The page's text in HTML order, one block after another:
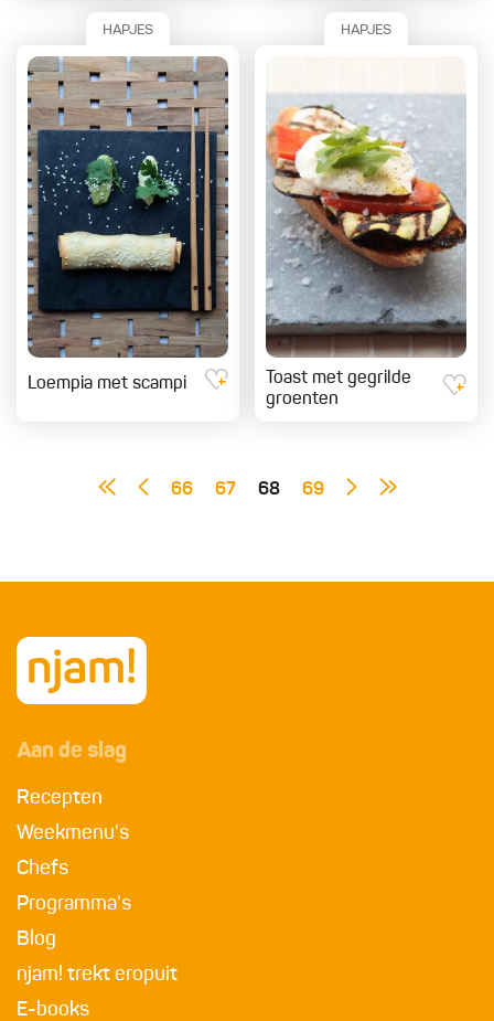
HAPJES
Loempia met scampi
HAPJES
Toast met gegrilde
groenten
66 67 68 69
Aan de slag
Recepten
Weekmenu's
Chefs
Programma's
Blog
njam! trekt eropuit
E-books